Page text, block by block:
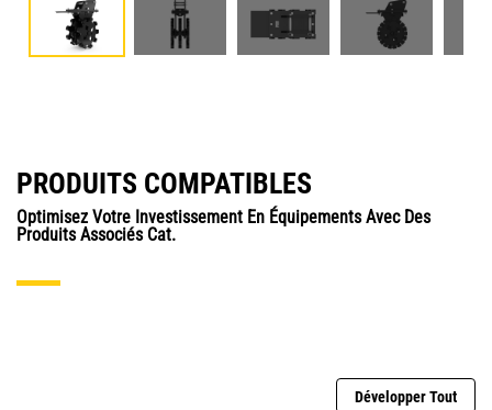
PRODUITS COMPATIBLES
Optimisez Votre Investissement En Équipements Avec Des
Produits Associés Cat.
Développer Tout